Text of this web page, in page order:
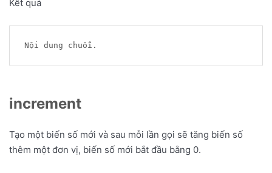
Kết quả
increment
Tạo một biến số mới và sau mỗi lần gọi sẽ tăng biến số
thêm một đơn vị, biến số mới bắt đầu bằng 0.